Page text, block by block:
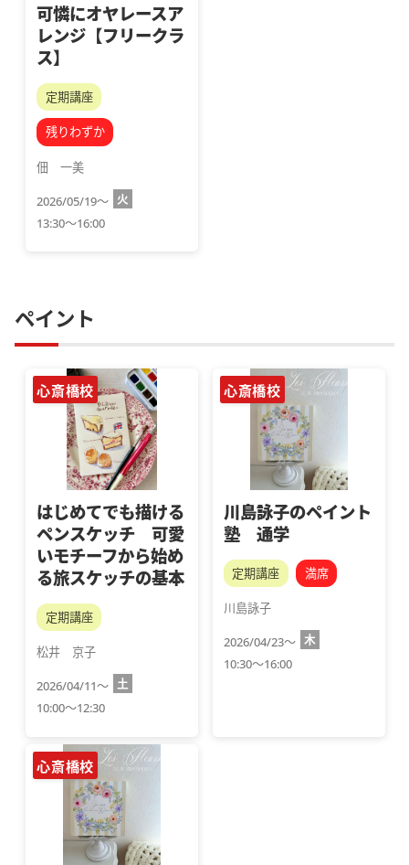
可憐にオヤレースア
レンジ【フリークラ
ス】
定期講座
残りわずか
佃　一美
2026/05/19～ 火
13:30～16:00
ペイント
心斎橋校
はじめてでも描ける
ペンスケッチ 可愛
いモチーフから始め
る旅スケッチの基本
定期講座
松井　京子
2026/04/11～ 土
10:00～12:30
心斎橋校
川島詠子のペイント
塾 通学
定期講座 満席
川島詠子
2026/04/23～ 木
10:30～16:00
心斎橋校